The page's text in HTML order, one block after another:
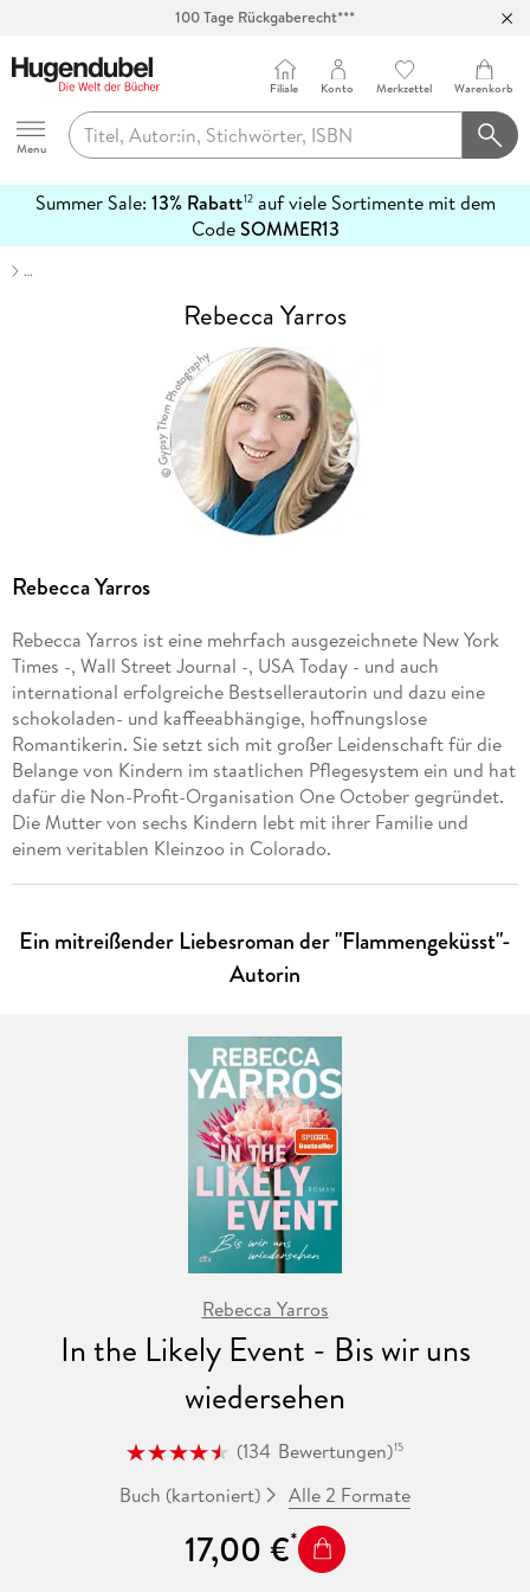
100 Tage Rückgaberecht***
Hugendubel
Menu
Filiale Konto Merkzettel Warenkorb
Summer Sale: 13% Rabatt12auf viele Sortimente mit dem
CodeSOMMER13
erfahren
…
Rebecca Yarros
Rebecca Yarros
Rebecca Yarros ist eine mehrfach ausgezeichnete New York
Times -, Wall Street Journal -, USA Today - und auch
international erfolgreiche Bestsellerautorin und dazu eine
schokoladen- und kaffeeabhängige, hoffnungslose
Romantikerin. Sie setzt sich mit großer Leidenschaft für die
Belange von Kindern im staatlichen Pflegesystem ein und hat
dafür die Non-Profit-Organisation One October gegründet.
Die Mutter von sechs Kindern lebt mit ihrer Familie und
einem veritablen Kleinzoo in Colorado.
Ein mitreißender Liebesroman der "Flammengeküsst"-
Autorin
Rebecca Yarros
In the Likely Event - Bis wir uns
wiedersehen
(134 Bewertungen)15
Buch (kartoniert) Alle 2 Formate
17,00 €